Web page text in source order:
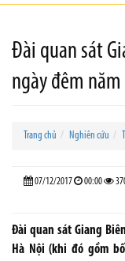
Đài quan sát
ngày đêm
Trang chủ Nghiên cứu
07/12/2017 00:00
Đài quan sát Giang
Hà Nội (khi đó gồm